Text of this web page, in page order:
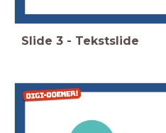
Slide 3 - Tekstslide